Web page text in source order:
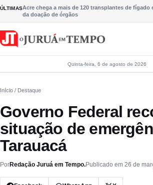
Pular para o conteúdo
ÚLTIMASAcre chega a mais de 120 transplantes de fígado
da doação de órgãos
Quinta-feira, 6 de agosto de 2026
Início / Destaque
Governo Federal
situação de
Tarauacá
PorRedação Juruá em Tempo.Publicado em 26 de